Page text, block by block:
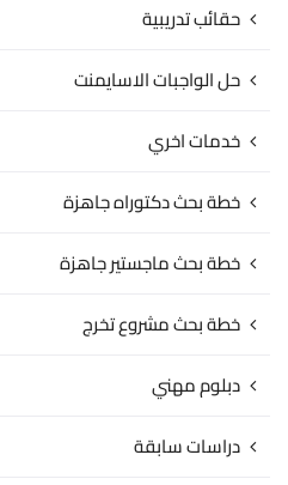
حقائب تدريبية
حل الواجبات الاسايمنت
خدمات اخري
خطة بحث دكتوراه جاهزة
خطة بحث ماجستير جاهزة
خطة بحث مشروع تخرج
دبلوم مهني
دراسات سابقة